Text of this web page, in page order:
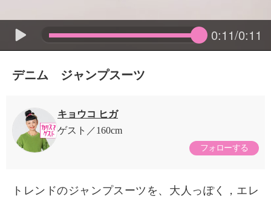
0:11/0:11
デニム ジャンプスーツ
キョウコ ヒガ
ゲスト
160cm
フォローする
トレンドのジャンプスーツを、大人っぽく，エレ